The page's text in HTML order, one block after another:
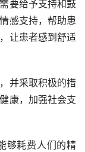
要给予支持和鼓
感支持，帮助患
让患者感到舒适
并采取积极的措
康，加强社会支
够耗费人们的精